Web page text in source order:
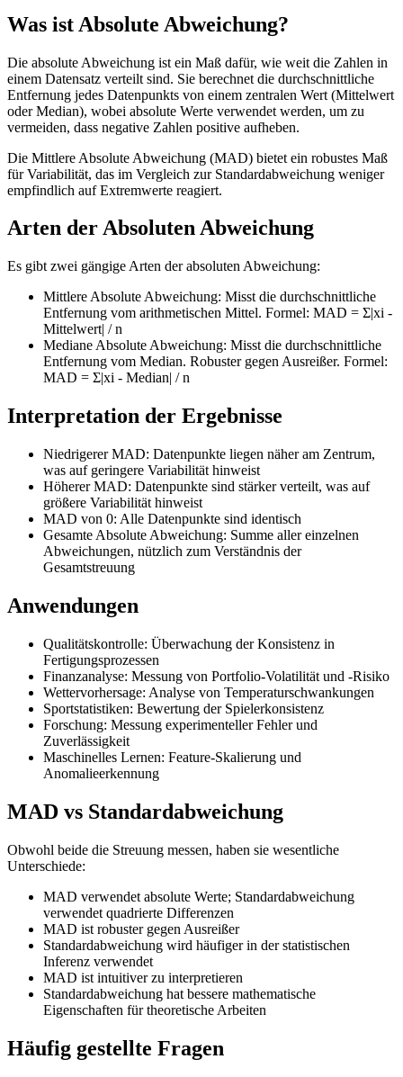
Was ist Absolute Abweichung?
Die absolute Abweichung ist ein Maß dafür, wie weit die Zahlen in
einem Datensatz verteilt sind. Sie berechnet die durchschnittliche
Entfernung jedes Datenpunkts von einem zentralen Wert (Mittelwert
oder Median), wobei absolute Werte verwendet werden, um zu
vermeiden, dass negative Zahlen positive aufheben.
Die Mittlere Absolute Abweichung (MAD) bietet ein robustes Maß
für Variabilität, das im Vergleich zur Standardabweichung weniger
empfindlich auf Extremwerte reagiert.
Arten der Absoluten Abweichung
Es gibt zwei gängige Arten der absoluten Abweichung:
Mittlere Absolute Abweichung: Misst die durchschnittliche
Entfernung vom arithmetischen Mittel. Formel: MAD = Σ|xi -
Mittelwert| / n
Mediane Absolute Abweichung: Misst die durchschnittliche
Entfernung vom Median. Robuster gegen Ausreißer. Formel:
MAD = Σ|xi - Median| / n
Interpretation der Ergebnisse
Niedrigerer MAD: Datenpunkte liegen näher am Zentrum,
was auf geringere Variabilität hinweist
Höherer MAD: Datenpunkte sind stärker verteilt, was auf
größere Variabilität hinweist
MAD von 0: Alle Datenpunkte sind identisch
Gesamte Absolute Abweichung: Summe aller einzelnen
Abweichungen, nützlich zum Verständnis der
Gesamtstreuung
Anwendungen
Qualitätskontrolle: Überwachung der Konsistenz in
Fertigungsprozessen
Finanzanalyse: Messung von Portfolio-Volatilität und -Risiko
Wettervorhersage: Analyse von Temperaturschwankungen
Sportstatistiken: Bewertung der Spielerkonsistenz
Forschung: Messung experimenteller Fehler und
Zuverlässigkeit
Maschinelles Lernen: Feature-Skalierung und
Anomalieerkennung
MAD vs Standardabweichung
Obwohl beide die Streuung messen, haben sie wesentliche
Unterschiede:
MAD verwendet absolute Werte; Standardabweichung
verwendet quadrierte Differenzen
MAD ist robuster gegen Ausreißer
Standardabweichung wird häufiger in der statistischen
Inferenz verwendet
MAD ist intuitiver zu interpretieren
Standardabweichung hat bessere mathematische
Eigenschaften für theoretische Arbeiten
Häufig gestellte Fragen